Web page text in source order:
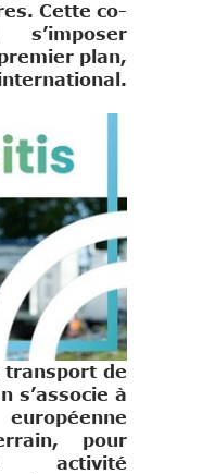
Cette co-
plan,
transport de
s’associe à
pour
activité